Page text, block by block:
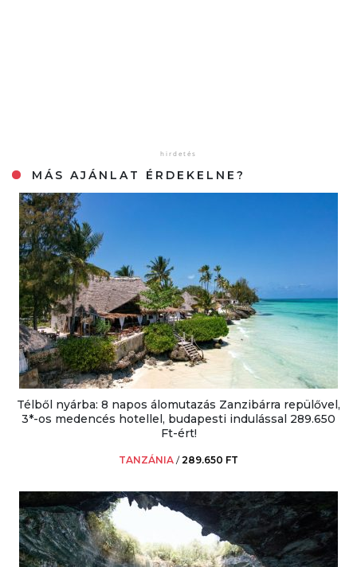
MÁS AJÁNLAT ÉRDEKELNE?
Télből nyárba: 8 napos álomutazás Zanzibárra repülővel,
3*-os medencés hotellel, budapesti indulással 289.650
Ft-ért!
TANZÁNIA /289.650 FT